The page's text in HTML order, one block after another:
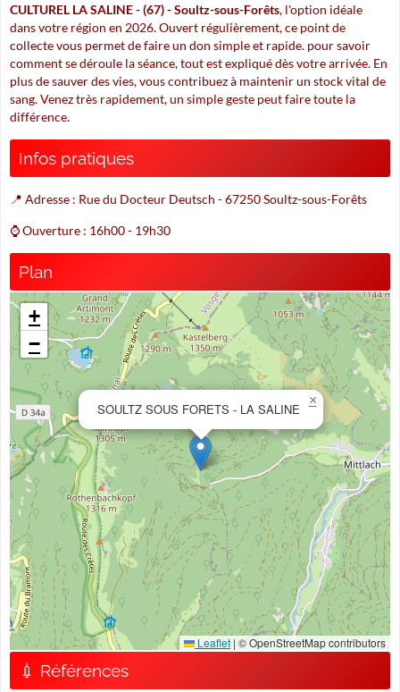
CULTUREL LA SALINE - (67) - Soultz-sous-Forêts, l'option idéale
dans votre région en 2026. Ouvert régulièrement, ce point de
collecte vous permet de faire un don simple et rapide. pour savoir
comment se déroule la séance, tout est expliqué dès votre arrivée. En
plus de sauver des vies, vous contribuez à maintenir un stock vital de
sang. Venez très rapidement, un simple geste peut faire toute la
différence.
Infos pratiques
📍 Adresse : Rue du Docteur Deutsch - 67250 Soultz-sous-Forêts
⌚ Ouverture : 16h00 - 19h30
Plan
SOULTZ SOUS FORETS - LA SALINE
×
+
−
Leaflet | © OpenStreetMap contributors
💉 Références